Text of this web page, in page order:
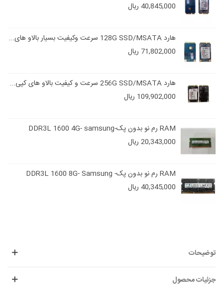
40,845,000 ریال
هارد 128G SSD/MSATA سرعت وکیفیت بسیار بالاو های...
71,802,000 ریال
هارد 256G SSD/MSATA سرعت و کیفیت بالاو های کپی...
109,902,000 ریال
RAM رم نو بدون پک-DDR3L 1600 4G- samsung
20,343,000 ریال
RAM رم نو بدون پک- DDR3L 1600 8G- Samsung
40,345,000 ریال
توضیحات
جزئیات محصول